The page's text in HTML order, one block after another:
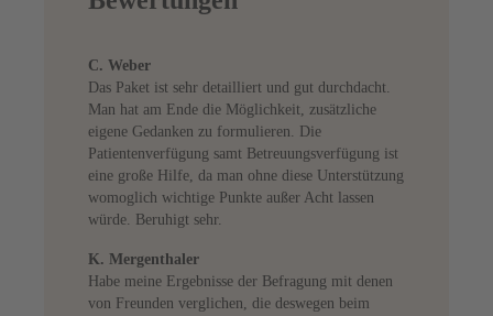
C. Weber
Das Paket ist sehr detailliert und gut durchdacht.
Man hat am Ende die Möglichkeit, zusätzliche
eigene Gedanken zu formulieren. Die
Patientenverfügung samt Betreuungsverfügung ist
eine große Hilfe, da man ohne diese Unterstützung
womoglich wichtige Punkte außer Acht lassen
würde. Beruhigt sehr.
K. Mergenthaler
Habe meine Ergebnisse der Befragung mit denen
von Freunden verglichen, die deswegen beim